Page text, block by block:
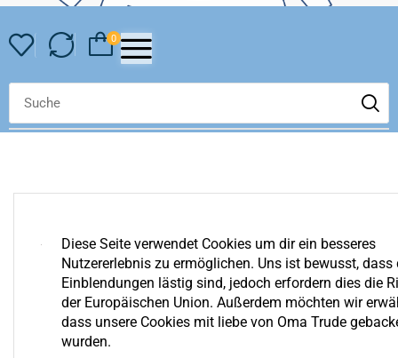
0
YOUR WISHLIST IS EMPTY
We invite you to get acquainted with an assortment of our
shop. Surely you can find something for yourself!
Diese Seite verwendet Cookies um dir ein besseres
Nutzererlebnis zu ermöglichen. Uns ist bewusst, dass
Einblendungen lästig sind, jedoch erfordern dies die
der Europäischen Union. Außerdem möchten wir
dass unsere Cookies mit liebe von Oma Trude
wurden.